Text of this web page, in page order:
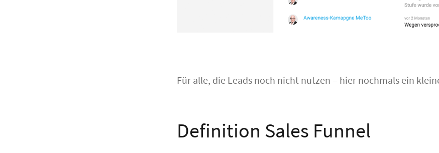
Für alle, die Leads noch nicht nutzen – hier nochmals ein
Definition Sales Funnel